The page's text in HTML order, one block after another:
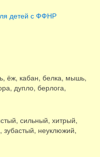
детей с ФФНР
ёж, кабан, белка, мышь,
дупло, берлога,
сильный, хитрый,
неуклюжий,